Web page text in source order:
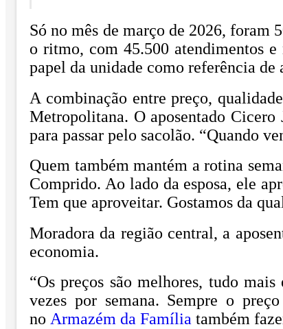
Só no mês de março de 2026, foram
o ritmo, com 45.500 atendimentos
papel da unidade como referência de
A combinação entre preço,
Metropolitana. O aposentado
para passar pelo sacolão. “Quando
Quem também mantém a rotina
Comprido. Ao lado da esposa, ele
Tem que aproveitar. Gostamos da
Moradora da região central, a
economia.
“Os preços são melhores, tudo
vezes por semana. Sempre o
no Armazém da Família também